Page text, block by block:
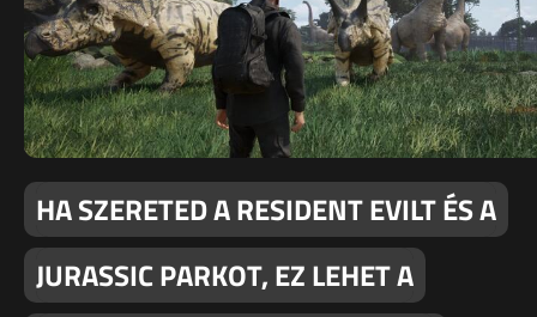
HA SZERETED A RESIDENT EVILT ÉS A
JURASSIC PARKOT, EZ LEHET A